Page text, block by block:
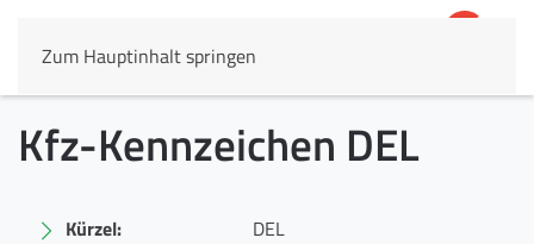
Zum Hauptinhalt springen
Kfz-Kennzeichen DEL
Kürzel: DEL